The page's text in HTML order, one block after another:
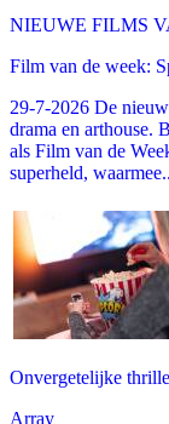
NIEUWE FILMS
Film van de week:
29-7-2026 De
drama en arthouse.
als Film van de
superheld,
Onvergetelijke
Array